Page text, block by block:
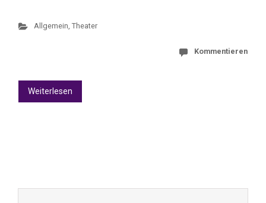
Allgemein, Theater
Kommentieren
Weiterlesen